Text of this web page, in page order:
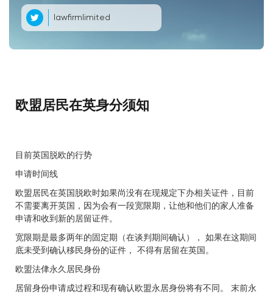
lawfirmlimited
欧盟居民在英身分须知
目前英国脱欧的行势
申请时间线
欧盟居民在英国脱欧时如果尚没有在现规定下办相关证件，目前
不需要离开英国，因为会有一段宽限期，让他和他们的家人准备
申请和收到新的居留证件。
宽限期是最多两年的固定期（在谈判期间确认）， 如果在这期间
底未受到确认移民身份的证件， 不得有居留在英国。
欧盟法侓永久居民身份
居留身份申请成过程和现有确认欧盟永居身份将有不同。 末前永